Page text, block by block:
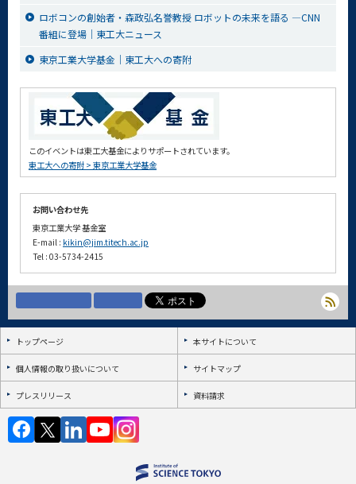
ロボコンの創始者・森政弘名誉教授 ロボットの未来を語る ―CNN
番組に登場｜東工大ニュース
東京工業大学基金｜東工大への寄附
このイベントは東工大基金によりサポートされています。
東工大への寄附 > 東京工業大学基金
お問い合わせ先
東京工業大学 基金室
E-mail : kikin@jim.titech.ac.jp
Tel : 03-5734-2415
トップページ 本サイトについて
個人情報の取り扱いについて サイトマップ
プレスリリース 資料請求